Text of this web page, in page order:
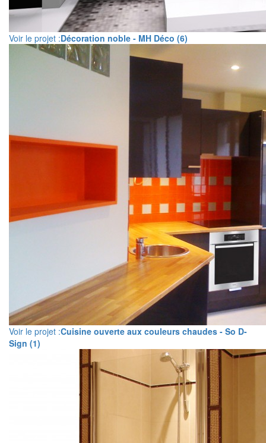
Voir le projet :Décoration noble - MH Déco (6)
Voir le projet :Cuisine ouverte aux couleurs chaudes - So D-
Sign (1)